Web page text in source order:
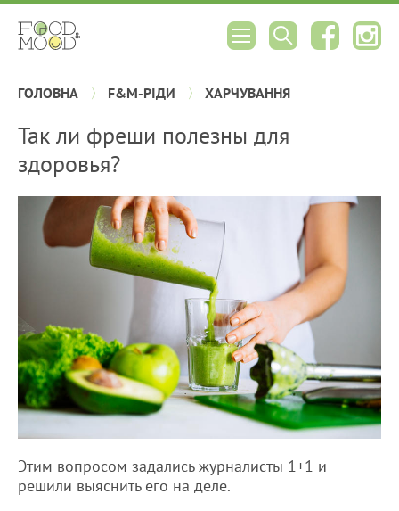
ГОЛОВНА F&M-РІДИ ХАРЧУВАННЯ
Так ли фреши полезны для
здоровья?
Этим вопросом задались журналисты 1+1 и
решили выяснить его на деле.